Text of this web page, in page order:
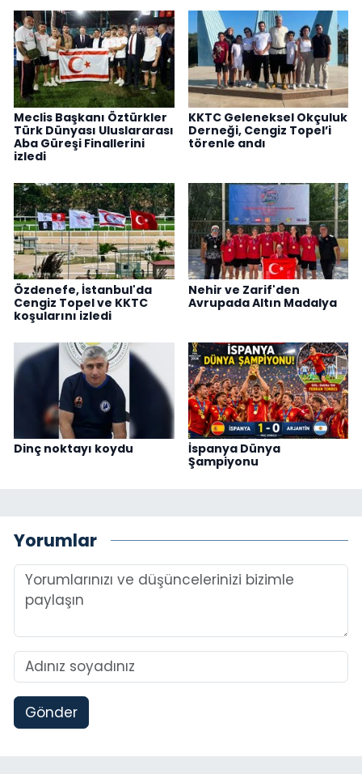
Meclis Başkanı Öztürkler
Türk Dünyası Uluslararası
Aba Güreşi Finallerini
izledi
KKTC Geleneksel Okçuluk
Derneği, Cengiz Topel’i
törenle andı
Özdenefe, İstanbul'da
Cengiz Topel ve KKTC
koşularını izledi
Nehir ve Zarif'den
Avrupada Altın Madalya
Dinç noktayı koydu
İspanya Dünya
Şampiyonu
Yorumlar
Gönder